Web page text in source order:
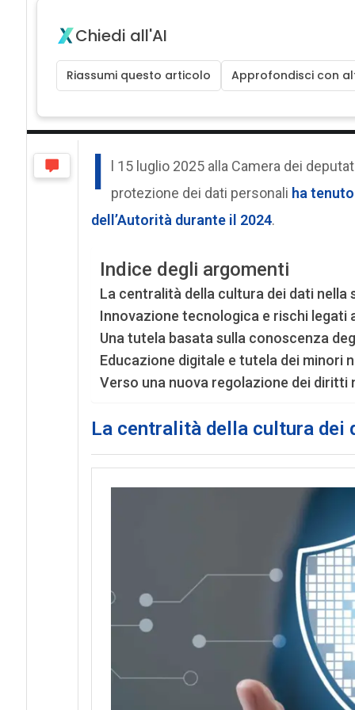
Chiedi all'AI
Riassumi questo articolo Approfondisci con
I
l 15 luglio 2025 alla Camera dei
protezione dei dati personali ha
dell’Autorità durante il 2024.
Indice degli argomenti
La centralità della cultura dei dati nella
Innovazione tecnologica e rischi legati
Una tutela basata sulla conoscenza
Educazione digitale e tutela dei minori
Verso una nuova regolazione dei diritti
La centralità della cultura